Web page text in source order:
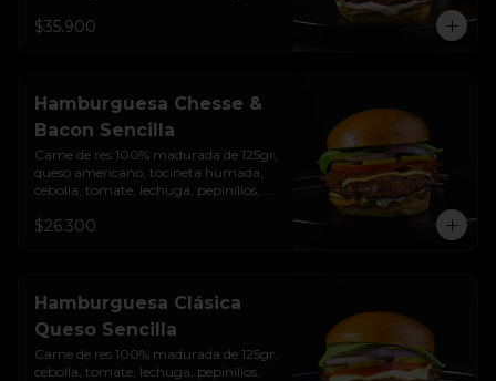
casa
$35.900
Hamburguesa Chesse &
Bacon Sencilla
Carne de res 100% madurada de 125gr,
queso americano, tocineta humada,
cebolla, tomate, lechuga, pepinillos,
$26.300
Hamburguesa Clásica
Queso Sencilla
Carne de res 100% madurada de 125gr,
cebolla, tomate, lechuga, pepinillos,